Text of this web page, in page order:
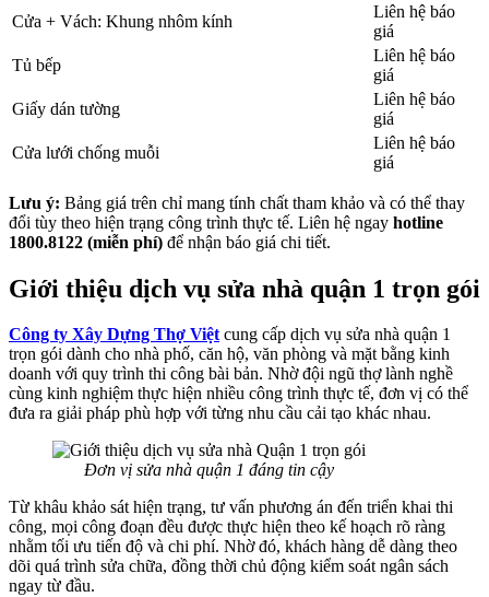
Cửa + Vách: Khung nhôm kính
Liên hệ báo
giá
Tủ bếp
Liên hệ báo
giá
Giấy dán tường
Liên hệ báo
giá
Cửa lưới chống muỗi
Liên hệ báo
giá
Lưu ý: Bảng giá trên chỉ mang tính chất tham khảo và có thể thay
đổi tùy theo hiện trạng công trình thực tế. Liên hệ ngay hotline
1800.8122 (miễn phí) để nhận báo giá chi tiết.
Giới thiệu dịch vụ sửa nhà quận 1 trọn gói
Công ty Xây Dựng Thợ Việt cung cấp dịch vụ sửa nhà quận 1
trọn gói dành cho nhà phố, căn hộ, văn phòng và mặt bằng kinh
doanh với quy trình thi công bài bản. Nhờ đội ngũ thợ lành nghề
cùng kinh nghiệm thực hiện nhiều công trình thực tế, đơn vị có thể
đưa ra giải pháp phù hợp với từng nhu cầu cải tạo khác nhau.
Đơn vị sửa nhà quận 1 đáng tin cậy
Từ khâu khảo sát hiện trạng, tư vấn phương án đến triển khai thi
công, mọi công đoạn đều được thực hiện theo kế hoạch rõ ràng
nhằm tối ưu tiến độ và chi phí. Nhờ đó, khách hàng dễ dàng theo
dõi quá trình sửa chữa, đồng thời chủ động kiểm soát ngân sách
ngay từ đầu.